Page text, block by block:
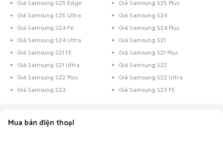
Giá Samsung S25 Edge
Giá Samsung S25 Plus
Giá Samsung S25 Ultra
Giá Samsung S24
Giá Samsung S24 Fe
Giá Samsung S24 Plus
Giá Samsung S24 Ultra
Giá Samsung S21
Giá Samsung S21 FE
Giá Samsung S21 Plus
Giá Samsung S21 Ultra
Giá Samsung S22
Giá Samsung S22 Plus
Giá Samsung S22 Ultra
Giá Samsung S23
Giá Samsung S23 FE
Mua bán điện thoại